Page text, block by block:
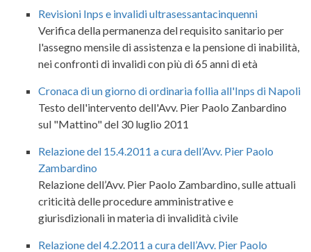
Revisioni Inps e invalidi ultrasessantacinquenni
Verifica della permanenza del requisito sanitario per
l'assegno mensile di assistenza e la pensione di inabilità,
nei confronti di invalidi con più di 65 anni di età
Cronaca di un giorno di ordinaria follia all'Inps di Napoli
Testo dell'intervento dell'Avv. Pier Paolo Zanbardino
sul "Mattino" del 30 luglio 2011
Relazione del 15.4.2011 a cura dell’Avv. Pier Paolo
Zambardino
Relazione dell’Avv. Pier Paolo Zambardino, sulle attuali
criticità delle procedure amministrative e
giurisdizionali in materia di invalidità civile
Relazione del 4.2.2011 a cura dell’Avv. Pier Paolo